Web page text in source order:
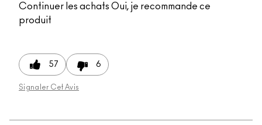
Continuer les achats Oui, je recommande ce
produit
57 6
Signaler Cet Avis